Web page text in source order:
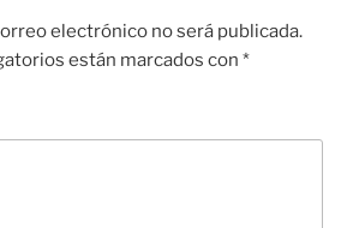
electrónico no será publicada.
están marcados con *